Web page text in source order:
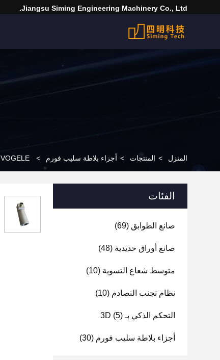
Jiangsu Siming Engineering Machinery Co., Ltd.
المنزل > المنتجات > أجزاء بلاطة سليب فورم > VOGELE مؤشر مستوى المواد للمكواة قطع غيار آلة المكواة
الفئات
صانع الطوابق (69)
صانع أوراق حديدية (48)
متوسط شعاع التسوية (10)
نظام تجنب التصادم (10)
التحكم الذكي بـ 3D (5)
أجزاء بلاطة سليب فورم (30)